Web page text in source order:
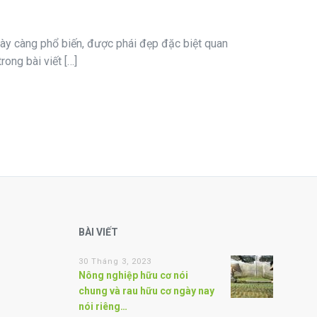
càng phổ biến, được phái đẹp đặc biệt quan
bài viết […]
BÀI VIẾT
30 Tháng 3, 2023
Nông nghiệp hữu cơ nói
chung và rau hữu cơ ngày nay
nói riêng…